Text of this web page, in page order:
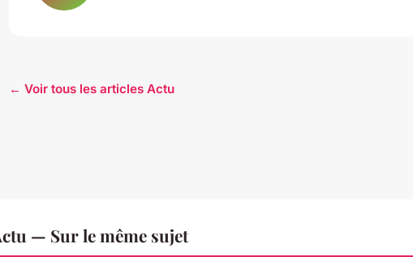
← Voir tous les articles Actu
— Sur le même sujet